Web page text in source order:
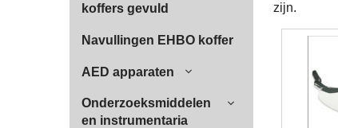
koffers gevuld
Navullingen EHBO koffer
AED apparaten
Onderzoeksmiddelen
en instrumentaria
zijn.